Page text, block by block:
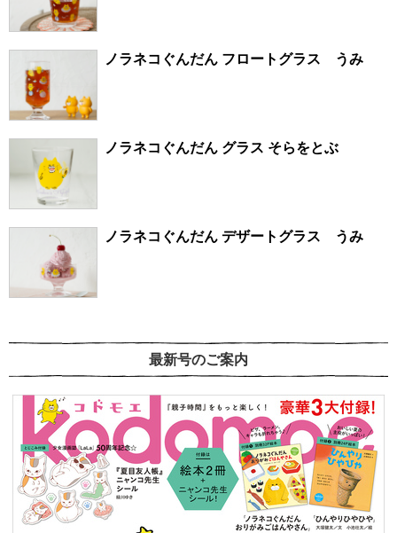
ノラネコぐんだん フロートグラス うみ
ノラネコぐんだん グラス そらをとぶ
ノラネコぐんだん デザートグラス うみ
最新号のご案内